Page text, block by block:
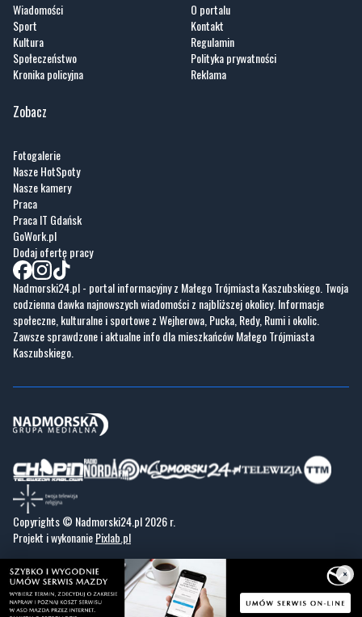
Wiadomości
Sport
Kultura
Społeczeństwo
Kronika policyjna
O portalu
Kontakt
Regulamin
Polityka prywatności
Reklama
Zobacz
Fotogalerie
Nasze HotSpoty
Nasze kamery
Praca
Praca IT Gdańsk
GoWork.pl
Dodaj ofertę pracy
Nadmorski24.pl - portal informacyjny z Małego Trójmiasta Kaszubskiego. Twoja
codzienna dawka najnowszych wiadomości z najbliższej okolicy. Informacje
społeczne, kulturalne i sportowe z Wejherowa, Pucka, Redy, Rumi i okolic.
Zawsze sprawdzone i aktualne info dla mieszkańców Małego Trójmiasta
Kaszubskiego.
Copyrights © Nadmorski24.pl 2026 r.
Projekt i wykonaniePixlab.pl
×